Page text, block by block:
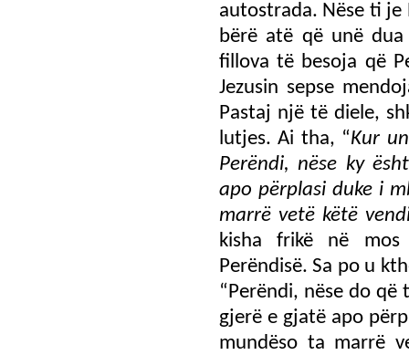
autostrada. Nëse ti je
bërë atë që unë
fillova të besoja që
Jezusin sepse
Pastaj një të diele,
lutjes. Ai tha, “Kur
Perëndi, nëse ky
apo përplasi duke i
marrë vetë këtë
kisha frikë në
Perëndisë. Sa po u
“Perëndi, nëse do
gjerë e gjatë apo
mundëso ta marrë